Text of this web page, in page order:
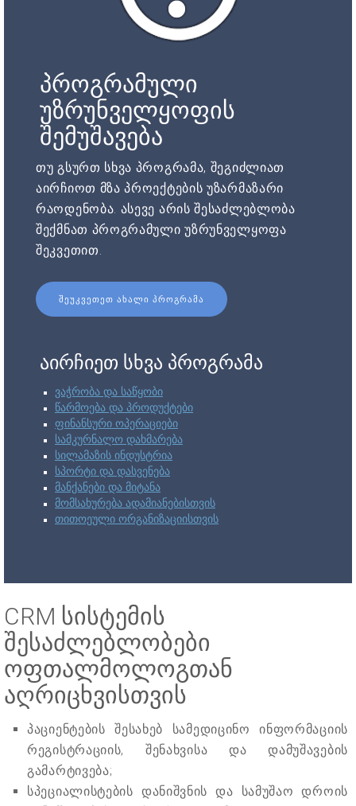
პროგრამული
უზრუნველყოფის
შემუშავება
თუ გსურთ სხვა პროგრამა, შეგიძლიათ
აირჩიოთ მზა პროექტების უზარმაზარი
რაოდენობა. ასევე არის შესაძლებლობა
შექმნათ პროგრამული უზრუნველყოფა
შეკვეთით.
ᲨᲔᲣᲙᲕᲔᲗᲔᲗ ᲐᲮᲐᲚᲘ ᲞᲠᲝᲒᲠᲐᲛᲐ
აირჩიეთ სხვა პროგრამა
ვაჭრობა და საწყობი
წარმოება და პროდუქტები
ფინანსური ოპერაციები
სამკურნალო დახმარება
სილამაზის ინდუსტრია
სპორტი და დასვენება
მანქანები და მიტანა
მომსახურება ადამიანებისთვის
თითოეული ორგანიზაციისთვის
CRM სისტემის
შესაძლებლობები
ოფთალმოლოგთან
აღრიცხვისთვის
პაციენტების შესახებ სამედიცინო ინფორმაციის
რეგისტრაციის, შენახვისა და დამუშავების
გამარტივება;
სპეციალისტების დანიშვნის და სამუშაო დროის